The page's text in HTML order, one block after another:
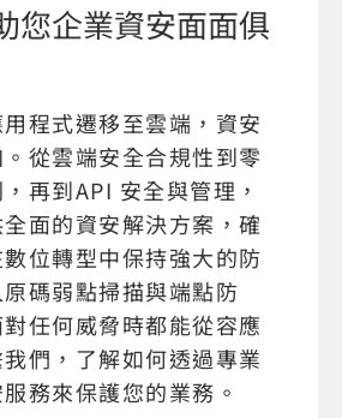
您企業資安面面俱
程式遷移至雲端，資安
從雲端安全合規性到零
再到API 安全與管理，
面的資安解決方案，確
位轉型中保持強大的防
碼弱點掃描與端點防
任何威脅時都能從容應
們，了解如何透過專業
務來保護您的業務。